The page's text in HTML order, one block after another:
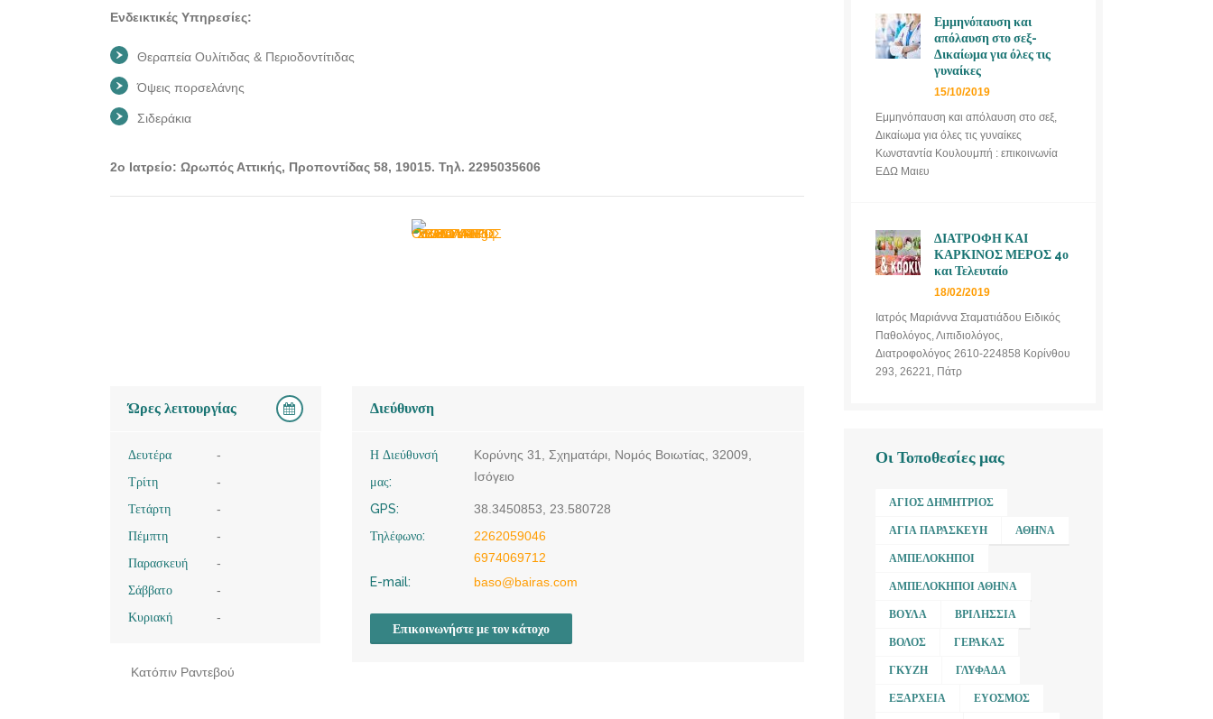
Ενδεικτικές Υπηρεσίες:
Θεραπεία Ουλίτιδας & Περιοδοντίτιδας
Όψεις πορσελάνης
Σιδεράκια
2ο Ιατρείο: Ωρωπός Αττικής, Προποντίδας 58, 19015. Τηλ. 2295035606
Ώρες λειτουργίας
Δευτέρα
-
Τρίτη
-
Τετάρτη
-
Πέμπτη
-
Παρασκευή
-
Σάββατο
-
Κυριακή
-
Κατόπιν Ραντεβού
Διεύθυνση
Η Διεύθυνσή
μας:
Κορύνης 31, Σχηματάρι, Νομός Βοιωτίας, 32009,
Ισόγειο
GPS:
38.3450853, 23.580728
Τηλέφωνο:
2262059046
6974069712
E-mail:
baso@bairas.com
Επικοινωνήστε με τον κάτοχο
Εμμηνόπαυση και
απόλαυση στο σεξ-
Δικαίωμα για όλες τις
γυναίκες
15/10/2019
Εμμηνόπαυση και απόλαυση στο σεξ,
Δικαίωμα για όλες τις γυναίκες
Κωνσταντία Κουλουμπή : επικοινωνία
ΕΔΩ Μαιευ
ΔΙΑΤΡΟΦΗ ΚΑΙ
ΚΑΡΚΙΝΟΣ ΜΕΡΟΣ 4ο
και Τελευταίο
18/02/2019
Ιατρός Μαριάννα Σταματιάδου Ειδικός
Παθολόγος, Λιπιδιολόγος,
Διατροφολόγος 2610-224858 Κορίνθου
293, 26221, Πάτρ
Οι Τοποθεσίες μας
ΆΓΙΟΣ ΔΗΜΉΤΡΙΟΣ
ΑΓΊΑ ΠΑΡΑΣΚΕΥΉ ΑΘΉΝΑ
ΑΜΠΕΛΌΚΗΠΟΙ
ΑΜΠΕΛΌΚΗΠΟΙ ΑΘΉΝΑ
ΒΟΎΛΑ ΒΡΙΛΉΣΣΙΑ
ΒΌΛΟΣ ΓΈΡΑΚΑΣ
ΓΚΎΖΗ ΓΛΥΦΆΔΑ
ΕΞΆΡΧΕΙΑ ΕΎΟΣΜΟΣ